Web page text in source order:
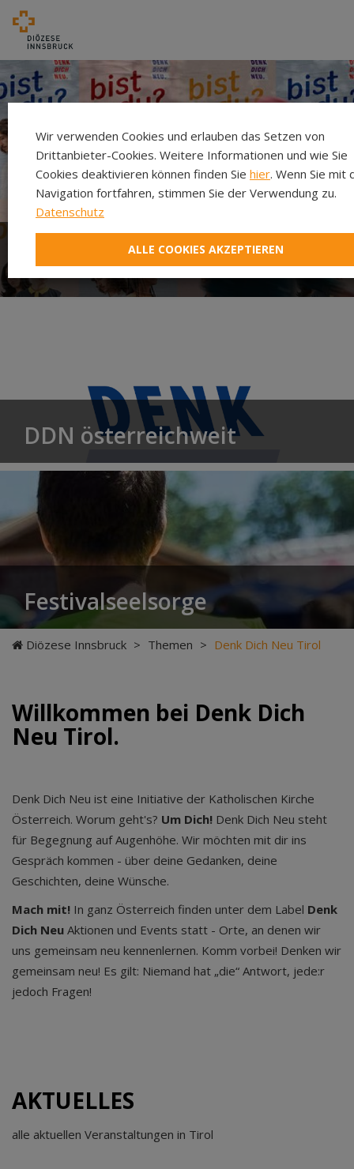
Was ist Denk Dich Neu?
DDN österreichweit
Festivalseelsorge
Diözese Innsbruck > Themen > Denk Dich Neu Tirol
Willkommen bei Denk Dich
Neu Tirol.
Denk Dich Neu ist eine Initiative der Katholischen Kirche
Österreich. Worum geht's? Um Dich! Denk Dich Neu steht
für Begegnung auf Augenhöhe. Wir möchten mit dir ins
Gespräch kommen - über deine Gedanken, deine
Geschichten, deine Wünsche.
Mach mit! In ganz Österreich finden unter dem Label Denk
Dich Neu Aktionen und Events statt - Orte, an denen wir
uns gemeinsam neu kennenlernen. Komm vorbei! Denken wir
gemeinsam neu! Es gilt: Niemand hat „die“ Antwort, jede:r
jedoch Fragen!
AKTUELLES
alle aktuellen Veranstaltungen in Tirol
Wir verwenden Cookies und erlauben das Setzen von
Drittanbieter-Cookies. Weitere Informationen und wie Sie
Cookies deaktivieren können finden Sie hier. Wenn Sie mit
Navigation fortfahren, stimmen Sie der Verwendung zu.
Datenschutz
ALLE COOKIES AKZEPTIEREN